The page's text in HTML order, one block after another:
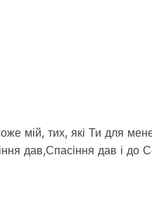
мій, тих, які Ти для
дав,Спасіння дав і до